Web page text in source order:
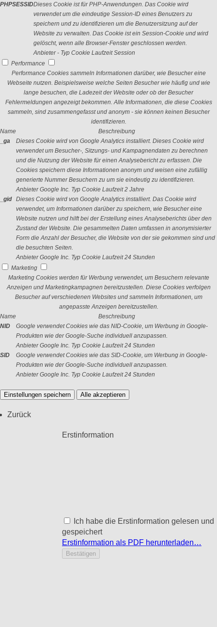
PHPSESSIDDieses Cookie ist für PHP-Anwendungen. Das Cookie wird
verwendet um die eindeutige Session-ID eines Benutzers zu
speichern und zu identifizieren um die Benutzersitzung auf der
Website zu verwalten. Das Cookie ist ein Session-Cookie und wird
gelöscht, wenn alle Browser-Fenster geschlossen werden.
Anbieter - Typ Cookie Laufzeit Session
Performance
Performance Cookies sammeln Informationen darüber, wie Besucher eine
Webseite nutzen. Beispielsweise welche Seiten Besucher wie häufig und wie
lange besuchen, die Ladezeit der Website oder ob der Besucher
Fehlermeldungen angezeigt bekommen. Alle Informationen, die diese Cookies
sammeln, sind zusammengefasst und anonym - sie können keinen Besucher
identifizieren.
Name
Beschreibung
_ga
Dieses Cookie wird von Google Analytics installiert. Dieses Cookie wird
verwendet um Besucher-, Sitzungs- und Kampagnendaten zu berechnen
und die Nutzung der Website für einen Analysebericht zu erfassen. Die
Cookies speichern diese Informationen anonym und weisen eine zufällig
generierte Nummer Besuchern zu um sie eindeutig zu identifizieren.
Anbieter Google Inc. Typ Cookie Laufzeit 2 Jahre
_gid
Dieses Cookie wird von Google Analytics installiert. Das Cookie wird
verwendet, um Informationen darüber zu speichern, wie Besucher eine
Website nutzen und hilft bei der Erstellung eines Analyseberichts über den
Zustand der Website. Die gesammelten Daten umfassen in anonymisierter
Form die Anzahl der Besucher, die Website von der sie gekommen sind und
die besuchten Seiten.
Anbieter Google Inc. Typ Cookie Laufzeit 24 Stunden
Marketing
Marketing Cookies werden für Werbung verwendet, um Besuchern relevante
Anzeigen und Marketingkampagnen bereitzustellen. Diese Cookies verfolgen
Besucher auf verschiedenen Websites und sammeln Informationen, um
angepasste Anzeigen bereitzustellen.
Name
Beschreibung
NID
Google verwendet Cookies wie das NID-Cookie, um Werbung in Google-
Produkten wie der Google-Suche individuell anzupassen.
Anbieter Google Inc. Typ Cookie Laufzeit 24 Stunden
SID
Google verwendet Cookies wie das SID-Cookie, um Werbung in Google-
Produkten wie der Google-Suche individuell anzupassen.
Anbieter Google Inc. Typ Cookie Laufzeit 24 Stunden
Einstellungen speichern Alle akzeptieren
Zurück
Erstinformation
Ich habe die Erstinformation gelesen und
gespeichert
Erstinformation als PDF herunterladen…
Bestätigen